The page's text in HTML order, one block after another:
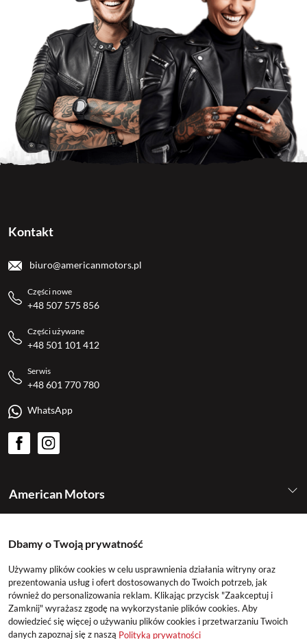
American Motors
Konto
Kontakt
biuro@americanmotors.pl
Części nowe
+48 507 575 856
Części używane
+48 501 101 412
Serwis
+48 601 770 780
WhatsApp
Dbamy o Twoją prywatność
Używamy plików cookies w celu usprawnienia działania witryny oraz
prezentowania usług i ofert dostosowanych do Twoich potrzeb, jak
również do personalizowania reklam. Klikając przycisk "Zaakceptuj i
Zamknij" wyrażasz zgodę na wykorzystanie plików cookies. Aby
dowiedzieć się więcej o używaniu plików cookies i przetwarzaniu Twoich
danych zapoznaj się z naszą Polityką prywatności